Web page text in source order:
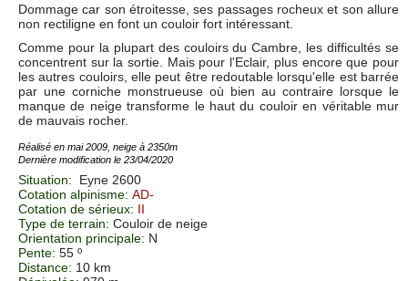
Dommage car son étroitesse, ses passages rocheux et son allure
non rectiligne en font un couloir fort intéressant.
Comme pour la plupart des couloirs du Cambre, les difficultés se
concentrent sur la sortie. Mais pour l'Eclair, plus encore que pour
les autres couloirs, elle peut être redoutable lorsqu'elle est barrée
par une corniche monstrueuse où bien au contraire lorsque le
manque de neige transforme le haut du couloir en véritable mur
de mauvais rocher.
Réalisé en mai 2009, neige à 2350m
Dernière modification le 23/04/2020
Situation:
Eyne 2600
Cotation alpinisme: AD-
Cotation de sérieux: II
Type de terrain: Couloir de neige
Orientation principale: N
Pente: 55 º
Distance: 10 km